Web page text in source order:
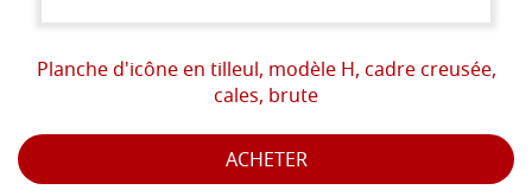
Planche d'icône en tilleul, modèle H, cadre creusée,
cales, brute
ACHETER